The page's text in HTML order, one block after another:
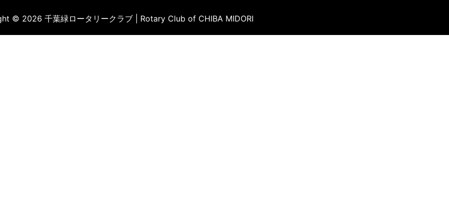
© 2026 千葉緑ロータリークラブ | Rotary Club of CHIBA MIDORI